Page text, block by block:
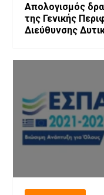
Απολογισμός
της Γενικής
Διεύθυνσης